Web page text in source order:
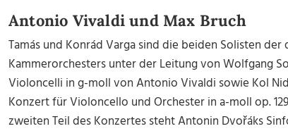
Antonio Vivaldi und Max Bruch
Tamás und Konrád Varga sind die beiden Solisten
Kammerorchesters unter der Leitung von Wolfgang
Violoncelli in g-moll von Antonio Vivaldi sowie Kol
Konzert für Violoncello und Orchester in a-moll op.
zweiten Teil des Konzertes steht Antonin Dvořáks